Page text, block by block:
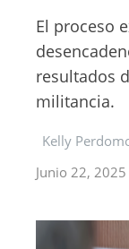
El proceso
resultados
militancia.
Kelly
Junio 22, 2025